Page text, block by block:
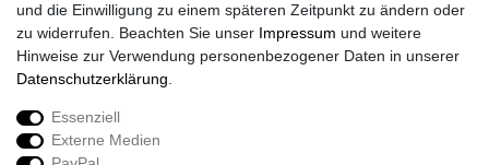
Impressum
und die Einwilligung zu einem späteren Zeitpunkt zu ändern oder
zu widerrufen. Beachten Sie unser Impressum und weitere
Hinweise zur Verwendung personenbezogener Daten in unserer
Daten­schutz­erklärung
Essenziell
Externe Medien